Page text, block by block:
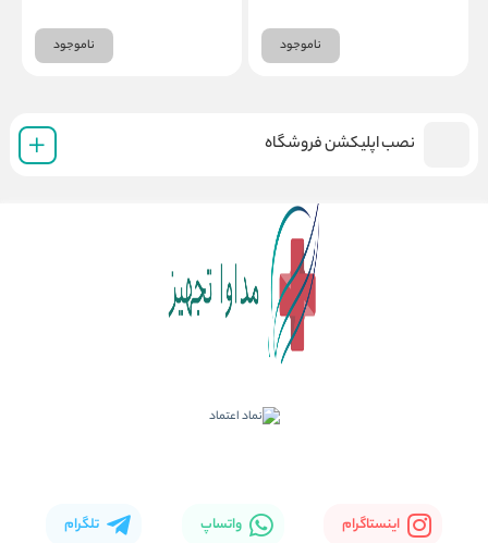
ناموجود ناموجود
نصب اپلیکشن فروشگاه
اینستاگرام واتساپ تلگرام